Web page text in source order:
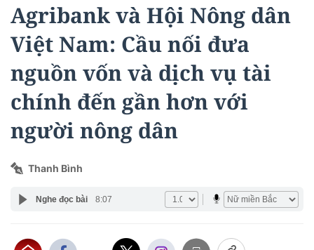
Agribank và Hội Nông dân
Việt Nam: Cầu nối đưa
nguồn vốn và dịch vụ tài
chính đến gần hơn với
người nông dân
Thanh Bình
Nghe đọc bài 8:07